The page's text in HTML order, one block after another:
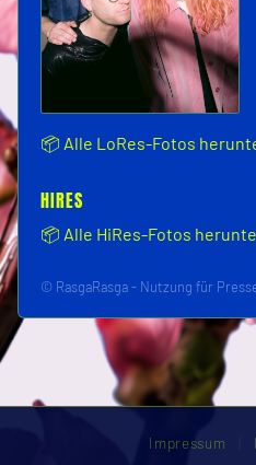
⬇
📦 Alle LoRes-Fotos
HIRES
📦 Alle HiRes-Fotos
© RasgaRasga - Nutzung für
Impressum